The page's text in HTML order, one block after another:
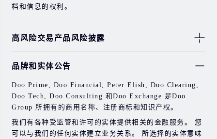
档和信息的权利。
高风险交易产品风险披露
券，期货，差价合约和其他金融产品交易涉及高风险，可
过去的投资表现并不代表其未来的表现。
在与我们进行任何交易之前，请确保您完全了解使用相应
金融工具进行交易的风险。 如果您不了解此处说明的风
险，则应寻求独立的专业建议。
品牌和实体公告
Doo Prime, Doo Financial, Peter Elish, Doo Clearing,
Doo Tech, Doo Consulting 和Doo Exchange 是Doo
Group 所拥有的商用名称、注册商标和知识产权。
我们有各种受监管和许可的实体提供相关的金融服务。 您
可以与我们的任何实体建立业务关系。 所选择的实体意味